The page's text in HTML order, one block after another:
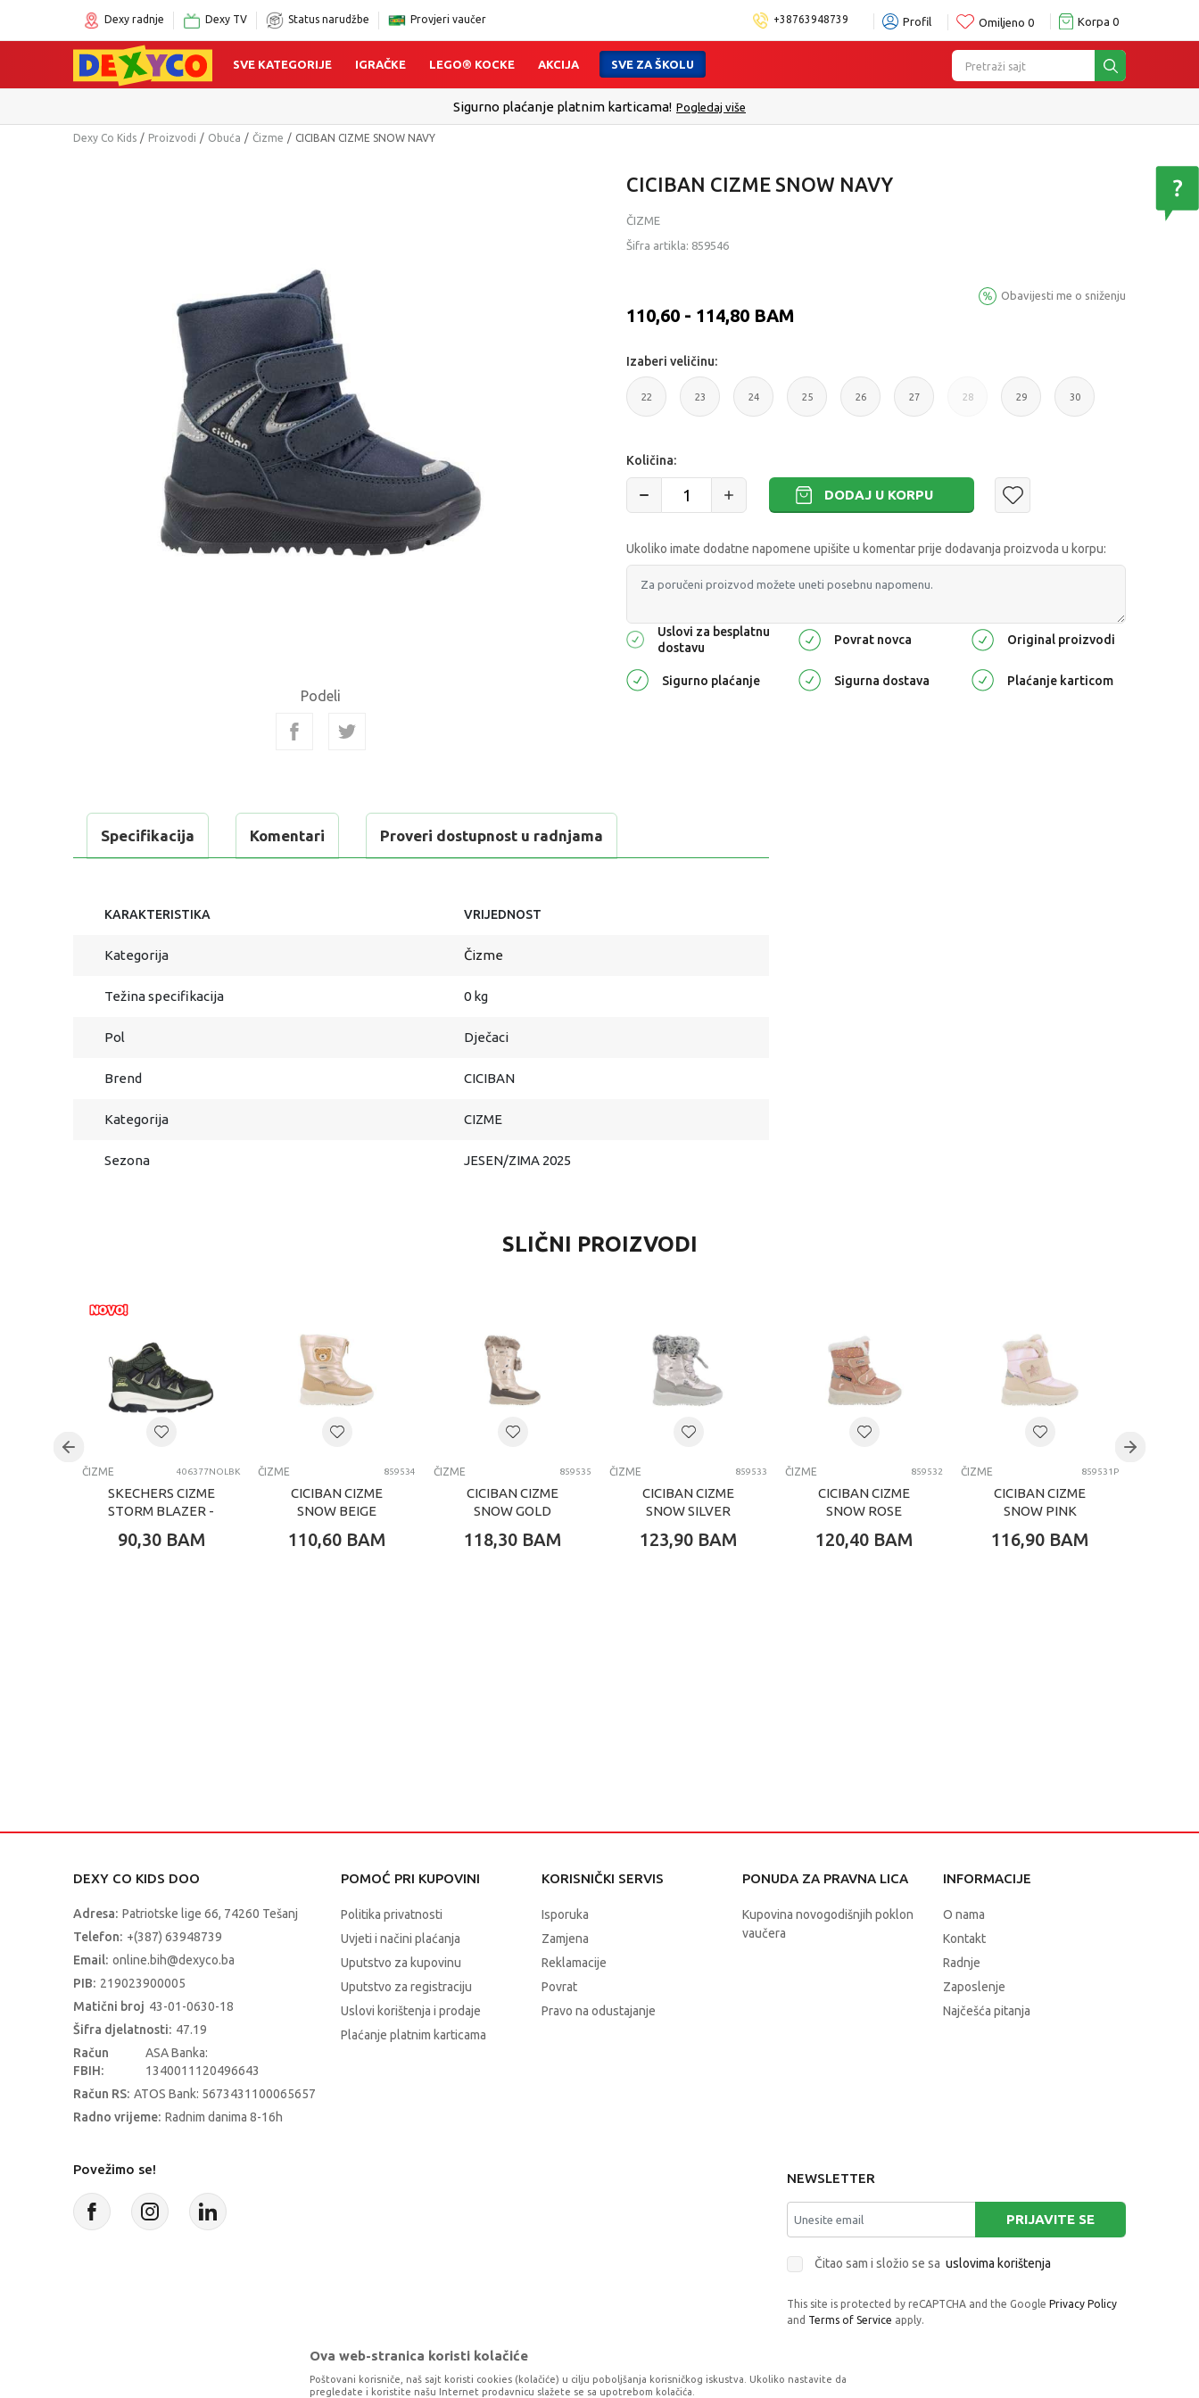
Dexy radnje Dexy TV Status narudžbe Provjeri vaučer +38763948739 Profil Omiljeno 0 Korpa 0
Pretraži sajt
SVE KATEGORIJE IGRAČKE LEGO® KOCKE AKCIJA SVE ZA ŠKOLU
Sigurno plaćanje platnim karticama! Pogledaj više
Dexy Co Kids Proizvodi Obuća Čizme CICIBAN CIZME SNOW NAVY
Podeli
CICIBAN CIZME SNOW NAVY
ČIZME
Šifra artikla: 859546
110,60 - 114,80 BAM
Obavijesti me o sniženju
Izaberi veličinu:
22 23 24 25 26 27 28 29 30
Količina:
DODAJ U KORPU
Ukoliko imate dodatne napomene upišite u komentar prije dodavanja proizvoda u korpu:
Uslovi za besplatnu
dostavu
Povrat novca Original proizvodi
Sigurno plaćanje Sigurna dostava Plaćanje karticom
Specifikacija Komentari Proveri dostupnost u radnjama
KARAKTERISTIKA VRIJEDNOST
Kategorija Čizme
Težina specifikacija 0 kg
Pol Dječaci
Brend CICIBAN
Kategorija CIZME
Sezona JESEN/ZIMA 2025
SLIČNI PROIZVODI
ČIZME 406377NOLBK
SKECHERS CIZME
STORM BLAZER -
90,30 BAM
ČIZME 859534
CICIBAN CIZME
SNOW BEIGE
110,60 BAM
ČIZME 859535
CICIBAN CIZME
SNOW GOLD
118,30 BAM
ČIZME 859533
CICIBAN CIZME
SNOW SILVER
123,90 BAM
ČIZME 859532
CICIBAN CIZME
SNOW ROSE
120,40 BAM
ČIZME 859531P
CICIBAN CIZME
SNOW PINK
116,90 BAM
DEXY CO KIDS DOO
Adresa: Patriotske lige 66, 74260 Tešanj
Telefon: +(387) 63948739
Email: online.bih@dexyco.ba
PIB: 219023900005
Matični broj 43-01-0630-18
Šifra djelatnosti: 47.19
Račun
FBIH:
ASA Banka:
1340011120496643
Račun RS: ATOS Bank: 5673431100065657
Radno vrijeme: Radnim danima 8-16h
POMOĆ PRI KUPOVINI
Politika privatnosti
Uvjeti i načini plaćanja
Uputstvo za kupovinu
Uputstvo za registraciju
Uslovi korištenja i prodaje
Plaćanje platnim karticama
KORISNIČKI SERVIS
Isporuka
Zamjena
Reklamacije
Povrat
Pravo na odustajanje
PONUDA ZA PRAVNA LICA
Kupovina novogodišnjih poklon
vaučera
INFORMACIJE
O nama
Kontakt
Radnje
Zaposlenje
Najčešća pitanja
Povežimo se!
NEWSLETTER
PRIJAVITE SE
Čitao sam i složio se sa uslovima korištenja
This site is protected by reCAPTCHA and the Google Privacy Policy
and Terms of Service apply.
Ova web-stranica koristi kolačiće
Poštovani korisniče, naš sajt koristi cookies (kolačiće) u cilju poboljšanja korisničkog iskustva. Ukoliko nastavite da
pregledate i koristite našu Internet prodavnicu slažete se sa upotrebom kolačića.